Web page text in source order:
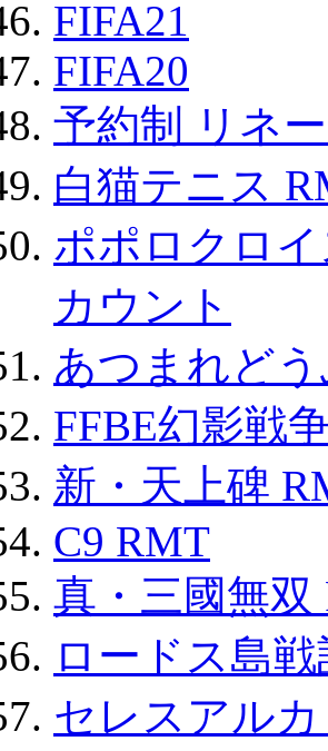
FIFA21
FIFA20
予約制 リネ
白猫テニス
ポポロクロ
カウント
あつまれど
FFBE幻影戦
新・天上碑
C9 RMT
真・三國無双
ロードス島
セレスアル